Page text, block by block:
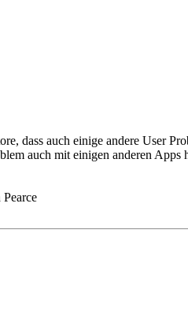
dass auch einige andere User
auch mit einigen anderen Apps